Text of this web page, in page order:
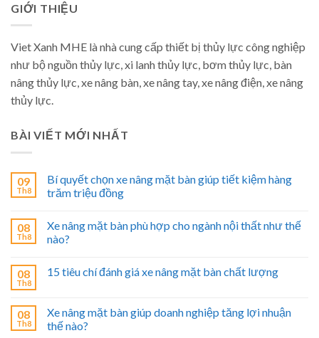
GIỚI THIỆU
Viet Xanh MHE là nhà cung cấp thiết bị thủy lực công nghiệp
như bộ nguồn thủy lực, xi lanh thủy lực, bơm thủy lực, bàn
nâng thủy lực, xe nâng bàn, xe nâng tay, xe nâng điện, xe nâng
thủy lực.
BÀI VIẾT MỚI NHẤT
09
Th8
Bí quyết chọn xe nâng mặt bàn giúp tiết kiệm hàng
trăm triệu đồng
08
Th8
Xe nâng mặt bàn phù hợp cho ngành nội thất như thế
nào?
08
Th8
15 tiêu chí đánh giá xe nâng mặt bàn chất lượng
08
Th8
Xe nâng mặt bàn giúp doanh nghiệp tăng lợi nhuận
thế nào?